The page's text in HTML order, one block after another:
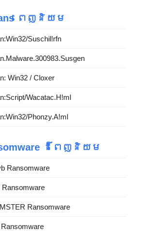
ពេញនិយម
Suschil!rfn
Win32 / Cloxer
Wacatac.H!ml
Phonzy.A!ml
ដ៏ពេញនិយម
Ransomware
Ransomware
Ransomware